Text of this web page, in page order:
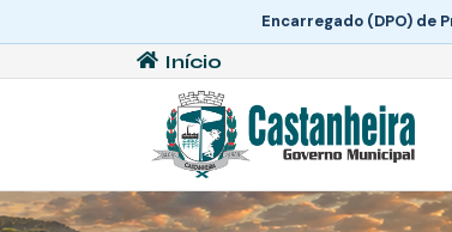
Encarregado (DPO) de
Início